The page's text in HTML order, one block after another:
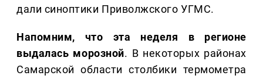
дали синоптики Приволжского УГМС.
Напомним, что эта неделя в регионе
выдалась морозной. В некоторых районах
Самарской области столбики термометра